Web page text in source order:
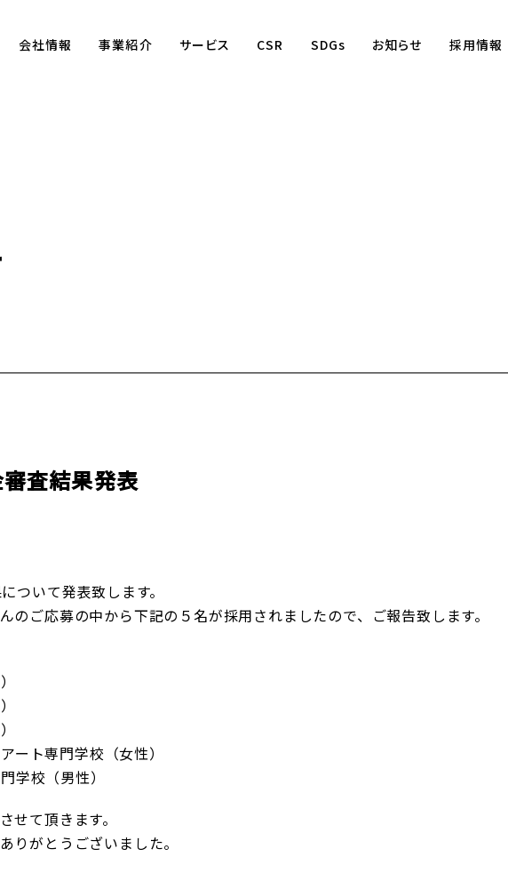
会社情報 事業紹介
）
サービス CSR SDGs お知らせ 採用情報
査結果発表
ついて発表致します。
のご応募の中から下記の５名が採用されましたので、ご報告致します。
ト専門学校（女性）
校（男性）
せて頂きます。
りがとうございました。